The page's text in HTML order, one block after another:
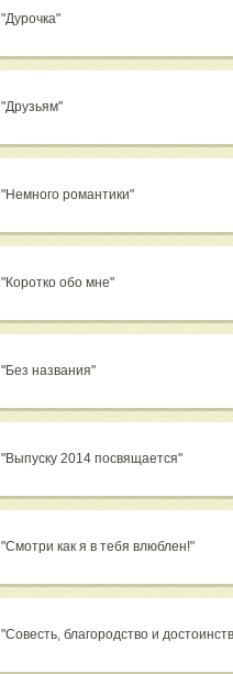
"Дурочка"
"Друзьям"
"Немного романтики"
"Коротко обо мне"
"Без названия"
"Выпуску 2014 посвящается"
"Смотри как я в тебя влюблен!"
"Совесть, благородство и